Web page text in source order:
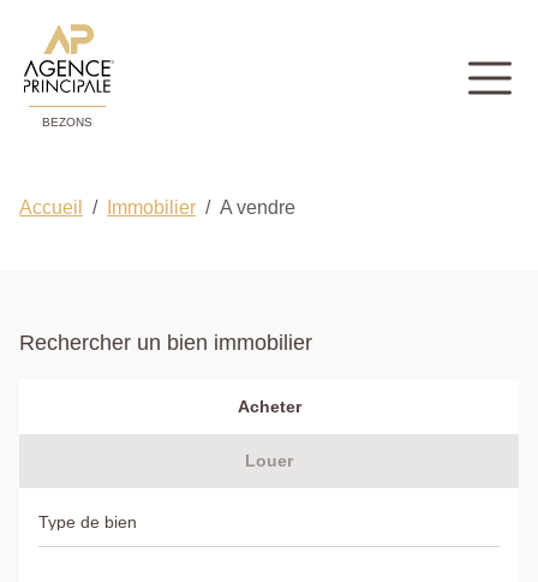
BEZONS
Accueil Immobilier A vendre
Rechercher un bien immobilier
Acheter
Louer